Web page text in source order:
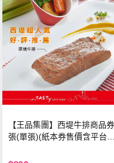
【王品集團】西堤牛排商品
張(單張)(紙本券售價含平台物